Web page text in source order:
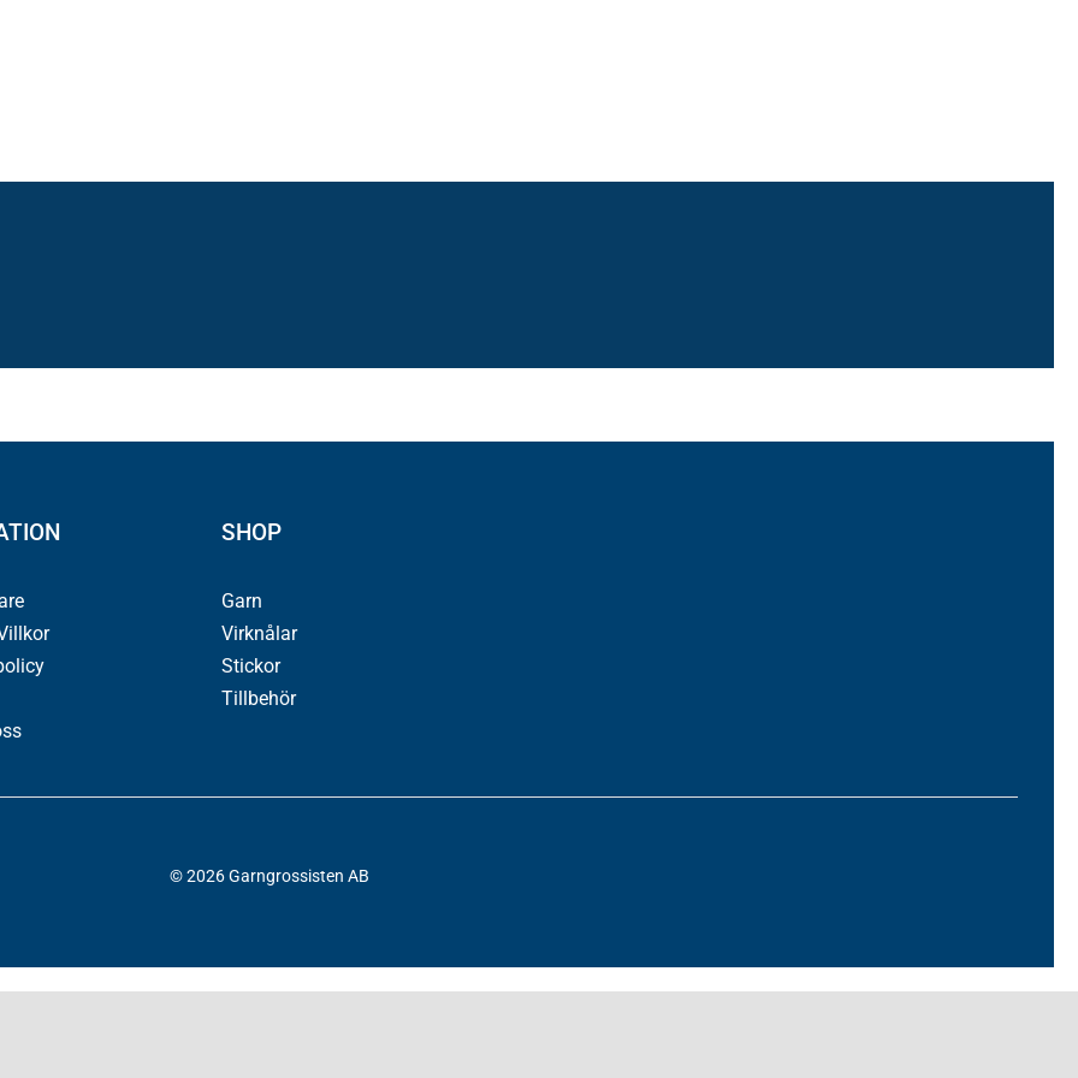
SHOP
Garn
Virknålar
Stickor
Tillbehör
© 2026 Garngrossisten AB